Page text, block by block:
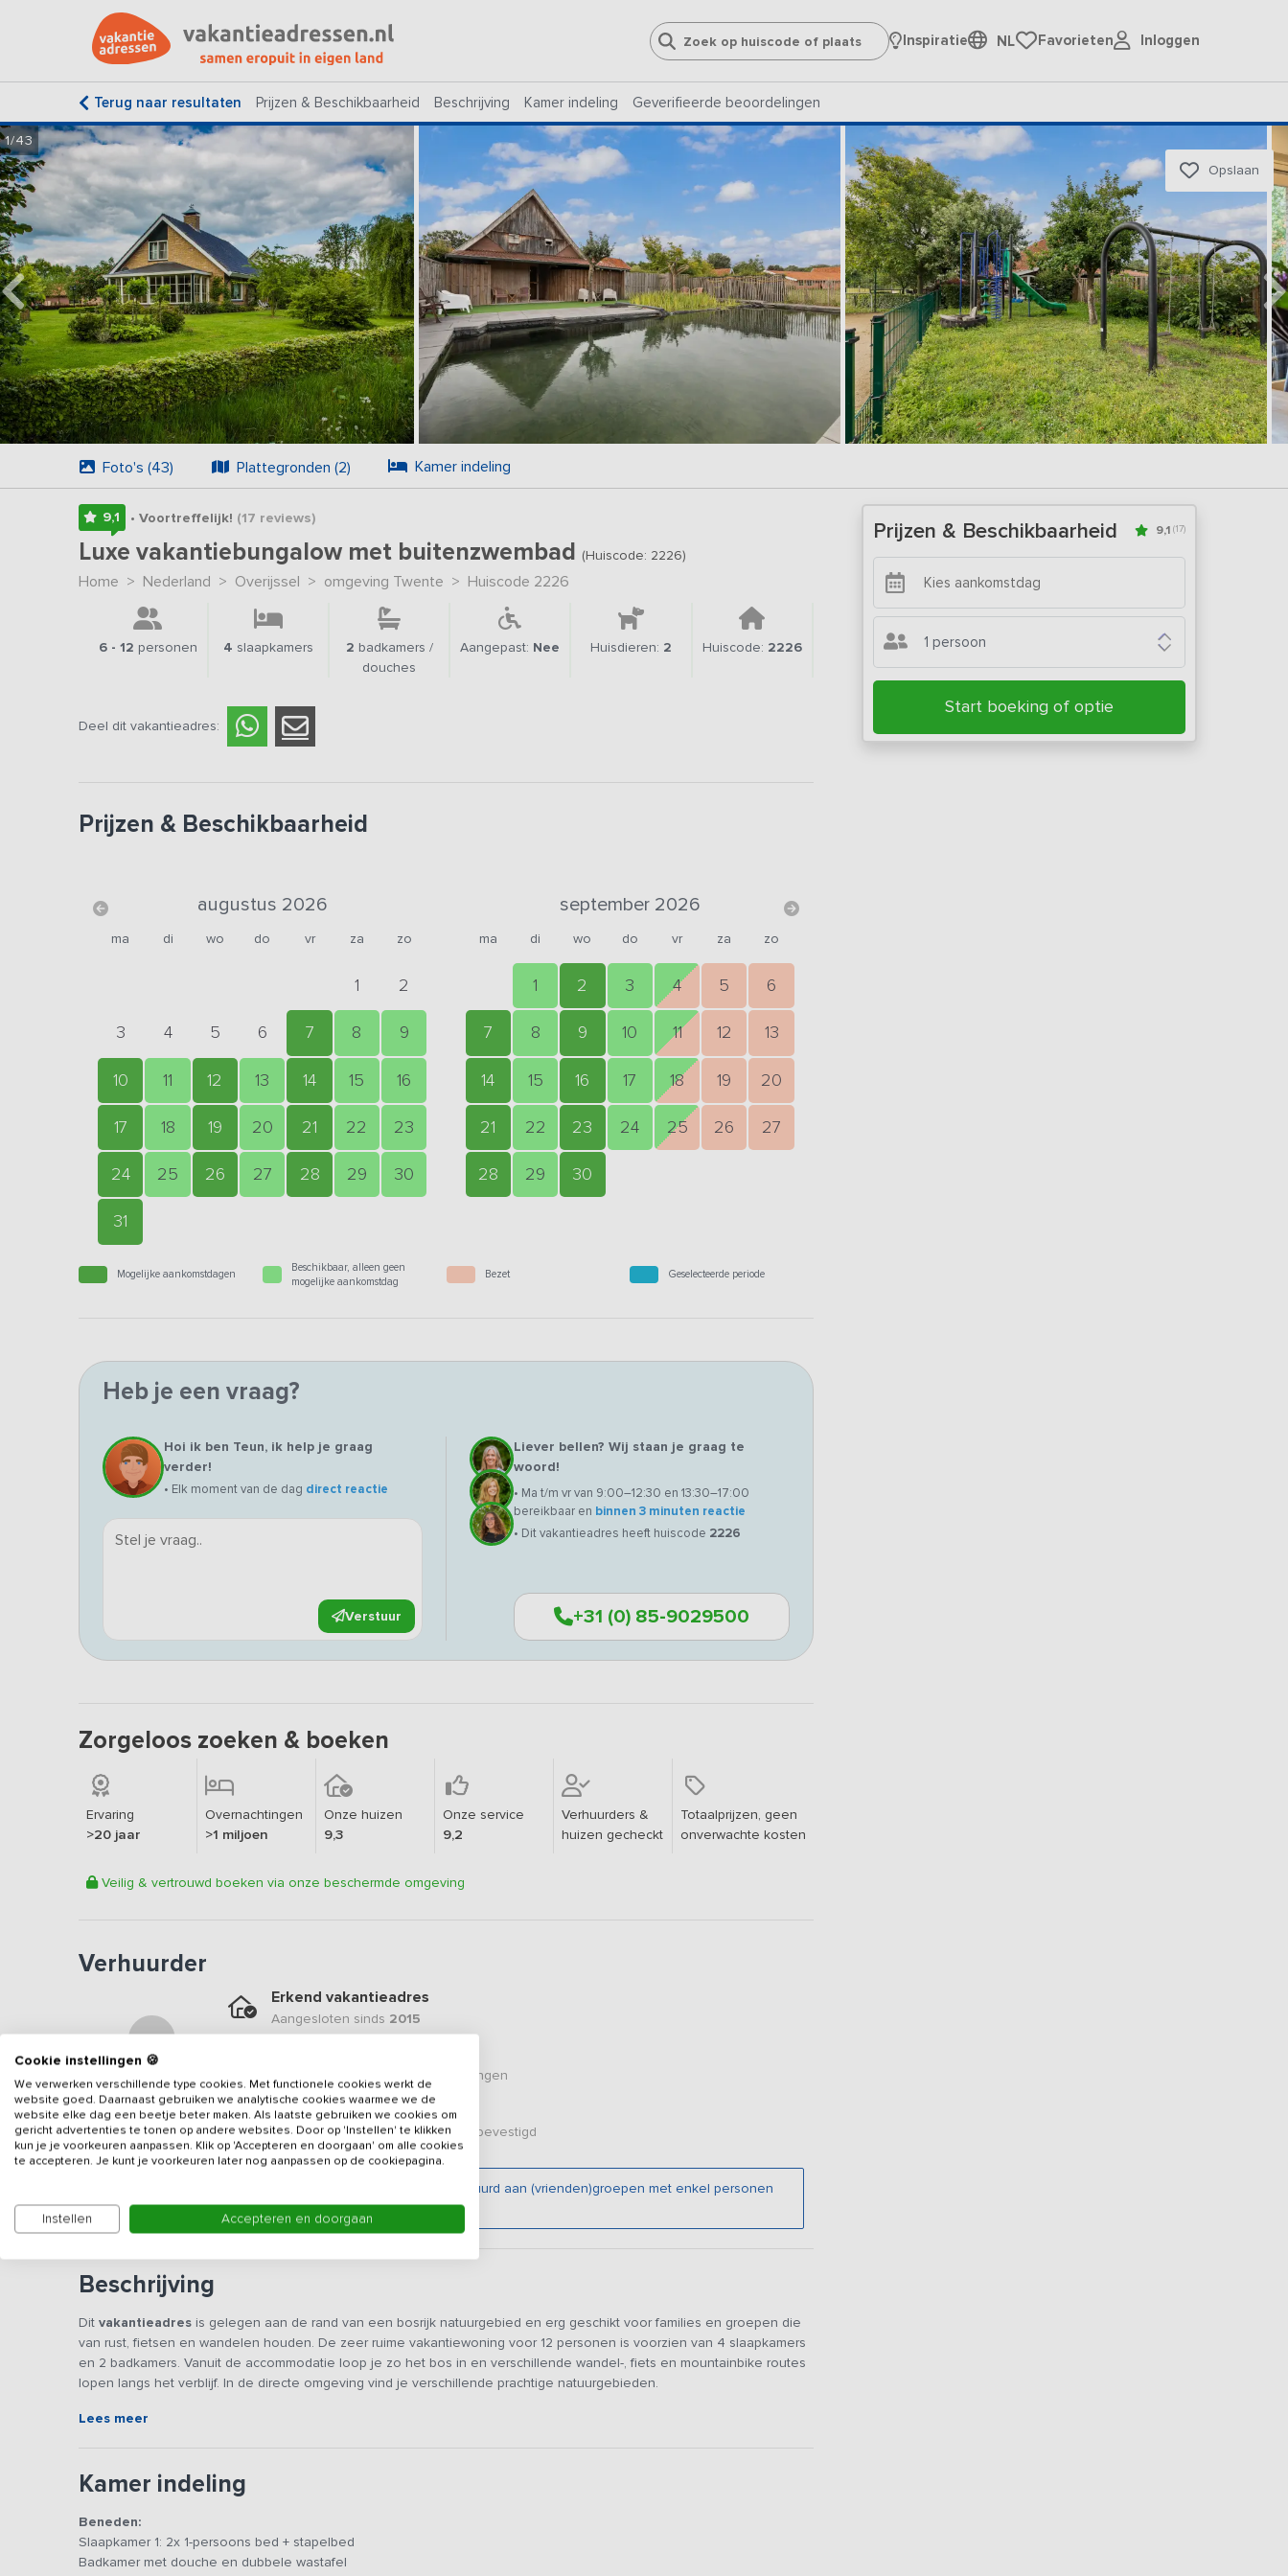
Inspiratie NL Favorieten Inloggen
Terug naar resultaten Prijzen & Beschikbaarheid Beschrijving Kamer indeling Geverifieerde beoordelingen
1/43
Opslaan
Foto's (43) Plattegronden (2) Kamer indeling
9,1 • Voortreffelijk! (17 reviews)
Luxe vakantiebungalow met buitenzwembad (Huiscode: 2226)
Home > Nederland > Overijssel > omgeving Twente > Huiscode 2226
6 - 12 personen 4 slaapkamers 2 badkamers /
douches
Aangepast: Nee Huisdieren: 2 Huiscode: 2226
Deel dit vakantieadres:
Prijzen & Beschikbaarheid
augustus 2026
ma di wo do vr za zo
1 2
3 4 5 6 7 8 9
10 11 12 13 14 15 16
17 18 19 20 21 22 23
24 25 26 27 28 29 30
31
september 2026
ma di wo do vr za zo
1 2 3 4 5 6
7 8 9 10 11 12 13
14 15 16 17 18 19 20
21 22 23 24 25 26 27
28 29 30
Mogelijke aankomstdagen
Beschikbaar, alleen geen
mogelijke aankomstdag
Bezet Geselecteerde periode
Heb je een vraag?
Hoi ik ben Teun, ik help je graag
verder!
• Elk moment van de dag direct reactie
Verstuur
Liever bellen? Wij staan je graag te
woord!
• Ma t/m vr van 9:00–12:30 en 13:30–17:00
bereikbaar en binnen 3 minuten reactie
• Dit vakantieadres heeft huiscode 2226
+31 (0) 85-9029500
Zorgeloos zoeken & boeken
Ervaring
>20 jaar
Overnachtingen
>1 miljoen
Onze huizen
9,3
Onze service
9,2
Verhuurders &
huizen gecheckt
Totaalprijzen, geen
onverwachte kosten
Veilig & vertrouwd boeken via onze beschermde omgeving
Verhuurder
Erkend vakantieadres
Aangesloten sinds 2015
beoordelingen
Veilig & vertrouwd
Gegevens van de verhuurder zijn bevestigd
Vanwege de rustige ligging wordt het vakantiehuis niet verhuurd aan (vrienden)groepen met enkel personen
onder de 35 jaar.
Beschrijving
Dit vakantieadres is gelegen aan de rand van een bosrijk natuurgebied en erg geschikt voor families en groepen die
van rust, fietsen en wandelen houden. De zeer ruime vakantiewoning voor 12 personen is voorzien van 4 slaapkamers
en 2 badkamers. Vanuit de accommodatie loop je zo het bos in en verschillende wandel-, fiets en mountainbike routes
lopen langs het verblijf. In de directe omgeving vind je verschillende prachtige natuurgebieden.
De accommodatie is gelegen naast een prachtig verbouwde boerderij met hotelfaciliteiten, gedeeld buitenzwembad,
eetgedeelte staat een lange tafel waar je heerlijk met de gehele groep kunt eten. De luxe keuken is van alle
waterkoker. In de serre staan 2 gezellige zitjes met uitzicht op de tuin.
Op de begane grond vind je een 2-persoonskamer, een badkamer met douche en dubbele wastafel en in de hal een
Lees meer
Kamer indeling
Beneden:
Slaapkamer 1: 2x 1-persoons bed + stapelbed
Badkamer met douche en dubbele wastafel
Prijzen & Beschikbaarheid 9,1 (17)
1 persoon
Start boeking of optie
Cookie instellingen 🍪
We verwerken verschillende type cookies. Met functionele cookies werkt de
website goed. Daarnaast gebruiken we analytische cookies waarmee we de
website elke dag een beetje beter maken. Als laatste gebruiken we cookies om
gericht advertenties te tonen op andere websites. Door op 'Instellen' te klikken
kun je je voorkeuren aanpassen. Klik op 'Accepteren en doorgaan' om alle cookies
te accepteren. Je kunt je voorkeuren later nog aanpassen op de cookiepagina.
Instellen Accepteren en doorgaan